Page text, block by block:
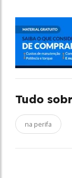
Tudo
na perifa